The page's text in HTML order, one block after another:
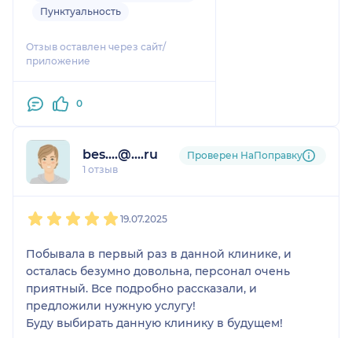
Пунктуальность
Отзыв оставлен через сайт/
приложение
0
bes....@....ru
1 отзыв
Проверен НаПоправку
19.07.2025
Побывала в первый раз в данной клинике, и
осталась безумно довольна, персонал очень
приятный. Все подробно рассказали, и
предложили нужную услугу!
Буду выбирать данную клинику в будущем!